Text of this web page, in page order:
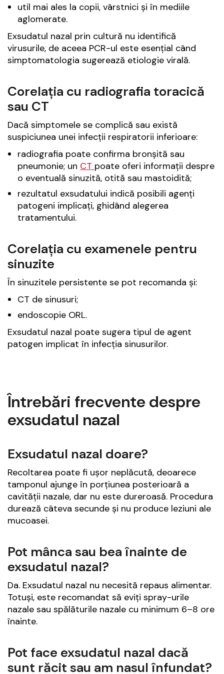
util mai ales la copii, vârstnici și în mediile
aglomerate.
Exsudatul nazal prin cultură nu identifică
virusurile, de aceea PCR-ul este esențial când
simptomatologia sugerează etiologie virală.
Corelația cu radiografia toracică
sau CT
Dacă simptomele se complică sau există
suspiciunea unei infecții respiratorii inferioare:
radiografia poate confirma bronșită sau
pneumonie; un CT poate oferi informații despre
o eventuală sinuzită, otită sau mastoidită;
rezultatul exsudatului indică posibili agenți
patogeni implicați, ghidând alegerea
tratamentului.
Corelația cu examenele pentru
sinuzite
În sinuzitele persistente se pot recomanda și:
CT de sinusuri;
endoscopie ORL.
Exsudatul nazal poate sugera tipul de agent
patogen implicat în infecția sinusurilor.
Întrebări frecvente despre
exsudatul nazal
Exsudatul nazal doare?
Recoltarea poate fi ușor neplăcută, deoarece
tamponul ajunge în porțiunea posterioară a
cavității nazale, dar nu este dureroasă. Procedura
durează câteva secunde și nu produce leziuni ale
mucoasei.
Pot mânca sau bea înainte de
exsudatul nazal?
Da. Exsudatul nazal nu necesită repaus alimentar.
Totuși, este recomandat să eviți spray-urile
nazale sau spălăturile nazale cu minimum 6–8 ore
înainte.
Pot face exsudatul nazal dacă
sunt răcit sau am nasul înfundat?